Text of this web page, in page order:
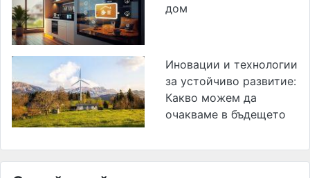
дом
Иновации и технологии
за устойчиво развитие:
Какво можем да
очакваме в бъдещето